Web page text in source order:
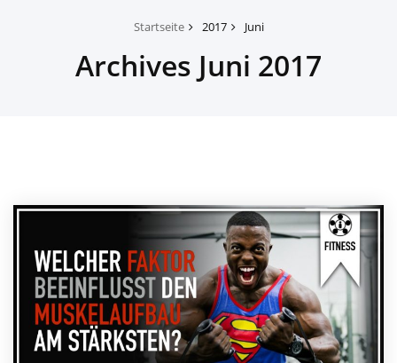
Startseite 2017 Juni
Archives Juni 2017